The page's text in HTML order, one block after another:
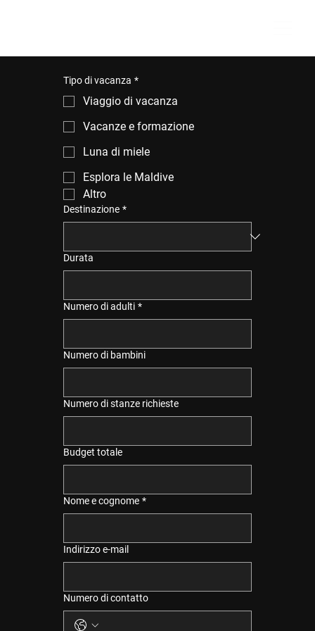
Tipo di vacanza *
Viaggio di vacanza
Vacanze e formazione
Luna di miele
Esplora le Maldive
Altro
Destinazione *
Durata
Numero di adulti *
Numero di bambini
Numero di stanze richieste
Budget totale
Nome e cognome *
Indirizzo e-mail
Numero di contatto